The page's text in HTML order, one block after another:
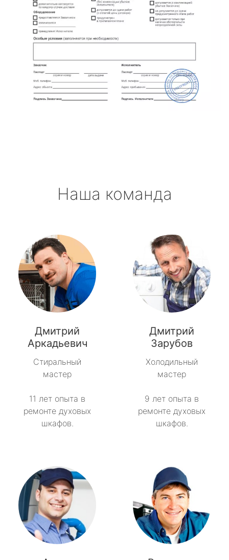
Наша команда
Дмитрий
Аркадьевич
Стиральный
мастер
11 лет опыта в
ремонте духовых
шкафов.
Дмитрий
Зарубов
Холодильный
мастер
9 лет опыта в
ремонте духовых
шкафов.